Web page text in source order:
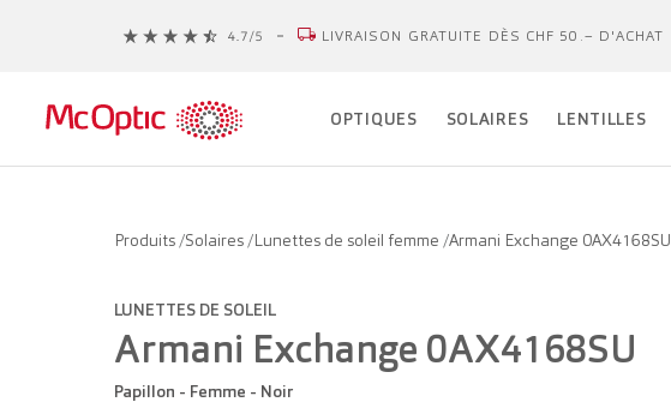
LIVRAISON GRATUITE DÈS CHF 50.– D'ACHAT
OPTIQUES SOLAIRES LENTILLES
Produits/Solaires/Lunettes de soleil femme /Armani Exchange 0AX4168SU
LUNETTES DE SOLEIL
Armani Exchange 0AX4168SU
Papillon - Femme - Noir